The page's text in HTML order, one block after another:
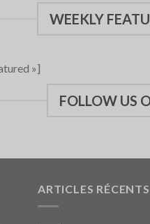
WEEKLY
»]
FOLLOW US
ARTICLES RÉCENTS